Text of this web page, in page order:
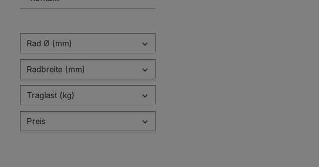
Rad Ø (mm)
Radbreite (mm)
Traglast (kg)
Preis